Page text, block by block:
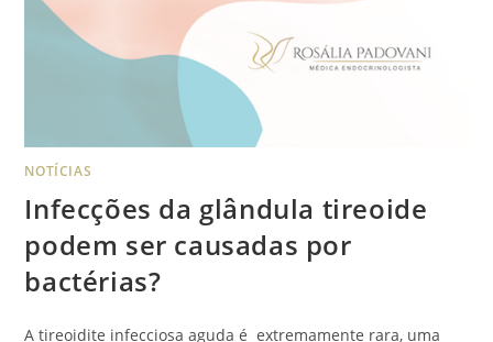
NOTÍCIAS
Infecções da glândula tireoide
podem ser causadas por
bactérias?
A tireoidite infecciosa aguda é extremamente rara, uma